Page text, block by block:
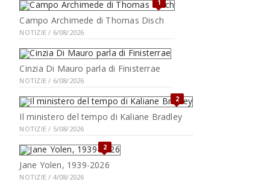
1
Campo Archimede di Thomas Disch
NOTIZIE / 6/08/2026
Cinzia Di Mauro parla di Finisterrae
NOTIZIE / 6/08/2026
2
Il ministero del tempo di Kaliane Bradley
NOTIZIE / 5/08/2026
2
Jane Yolen, 1939-2026
NOTIZIE / 4/08/2026